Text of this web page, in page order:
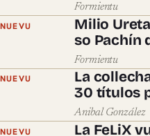
Formientu
NUEVU
Milio
so Pachín
Formientu
NUEVU
La
30 títulos
Anibal González
NUEVU
La FeLiX